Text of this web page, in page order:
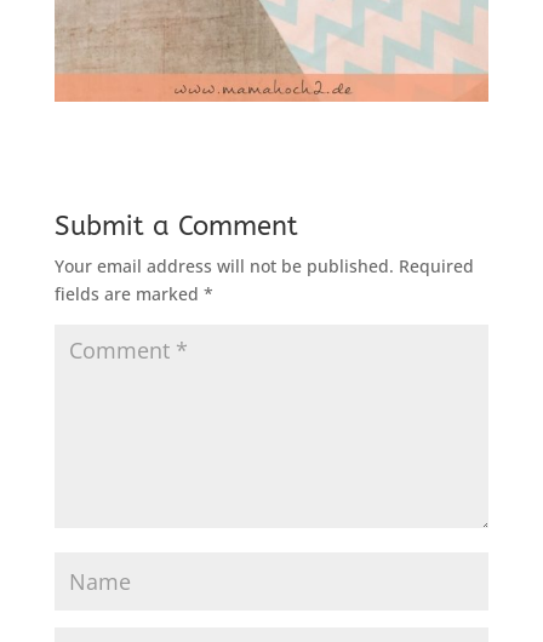
Submit a Comment
Your email address will not be published. Required
fields are marked *